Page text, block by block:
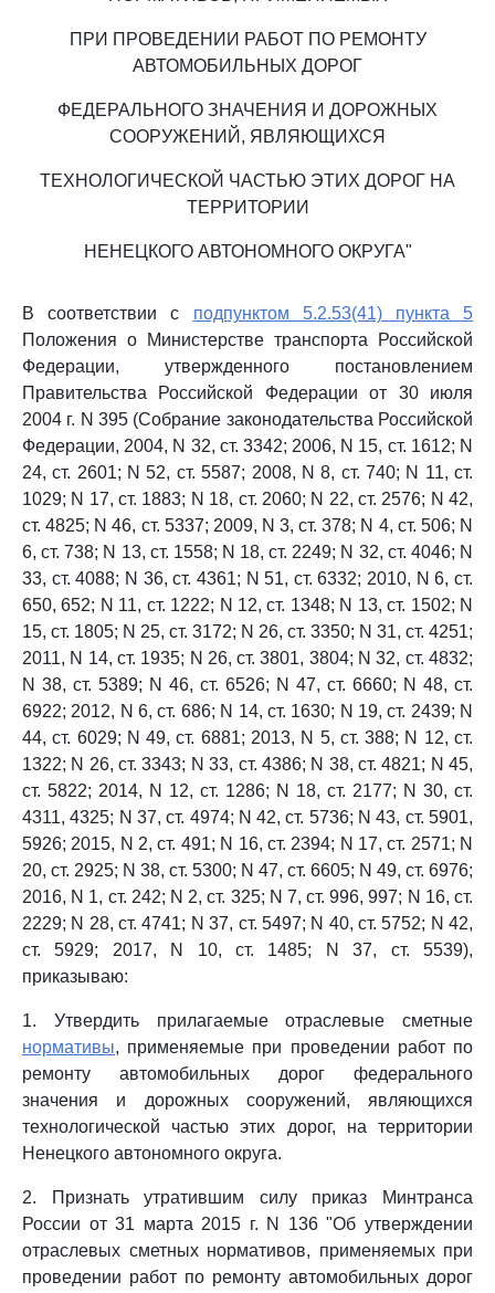
ПРИ ПРОВЕДЕНИИ РАБОТ ПО РЕМОНТУ
АВТОМОБИЛЬНЫХ ДОРОГ
ФЕДЕРАЛЬНОГО ЗНАЧЕНИЯ И ДОРОЖНЫХ
СООРУЖЕНИЙ, ЯВЛЯЮЩИХСЯ
ТЕХНОЛОГИЧЕСКОЙ ЧАСТЬЮ ЭТИХ ДОРОГ НА
ТЕРРИТОРИИ
НЕНЕЦКОГО АВТОНОМНОГО ОКРУГА"
В соответствии с подпунктом 5.2.53(41) пункта 5
Положения о Министерстве транспорта Российской
Федерации, утвержденного постановлением
Правительства Российской Федерации от 30 июля
2004 г. N 395 (Собрание законодательства Российской
Федерации, 2004, N 32, ст. 3342; 2006, N 15, ст. 1612; N
24, ст. 2601; N 52, ст. 5587; 2008, N 8, ст. 740; N 11, ст.
1029; N 17, ст. 1883; N 18, ст. 2060; N 22, ст. 2576; N 42,
ст. 4825; N 46, ст. 5337; 2009, N 3, ст. 378; N 4, ст. 506; N
6, ст. 738; N 13, ст. 1558; N 18, ст. 2249; N 32, ст. 4046; N
33, ст. 4088; N 36, ст. 4361; N 51, ст. 6332; 2010, N 6, ст.
650, 652; N 11, ст. 1222; N 12, ст. 1348; N 13, ст. 1502; N
15, ст. 1805; N 25, ст. 3172; N 26, ст. 3350; N 31, ст. 4251;
2011, N 14, ст. 1935; N 26, ст. 3801, 3804; N 32, ст. 4832;
N 38, ст. 5389; N 46, ст. 6526; N 47, ст. 6660; N 48, ст.
6922; 2012, N 6, ст. 686; N 14, ст. 1630; N 19, ст. 2439; N
44, ст. 6029; N 49, ст. 6881; 2013, N 5, ст. 388; N 12, ст.
1322; N 26, ст. 3343; N 33, ст. 4386; N 38, ст. 4821; N 45,
ст. 5822; 2014, N 12, ст. 1286; N 18, ст. 2177; N 30, ст.
4311, 4325; N 37, ст. 4974; N 42, ст. 5736; N 43, ст. 5901,
5926; 2015, N 2, ст. 491; N 16, ст. 2394; N 17, ст. 2571; N
20, ст. 2925; N 38, ст. 5300; N 47, ст. 6605; N 49, ст. 6976;
2016, N 1, ст. 242; N 2, ст. 325; N 7, ст. 996, 997; N 16, ст.
2229; N 28, ст. 4741; N 37, ст. 5497; N 40, ст. 5752; N 42,
ст. 5929; 2017, N 10, ст. 1485; N 37, ст. 5539),
приказываю:
1. Утвердить прилагаемые отраслевые сметные
нормативы, применяемые при проведении работ по
ремонту автомобильных дорог федерального
значения и дорожных сооружений, являющихся
технологической частью этих дорог, на территории
Ненецкого автономного округа.
2. Признать утратившим силу приказ Минтранса
России от 31 марта 2015 г. N 136 "Об утверждении
отраслевых сметных нормативов, применяемых при
проведении работ по ремонту автомобильных дорог